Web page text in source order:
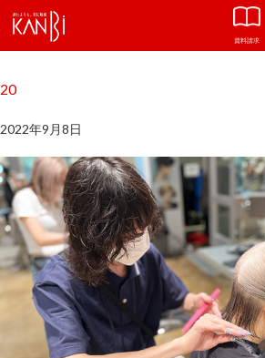
資料請求
関西美容専門学校
20
2022年9月8日